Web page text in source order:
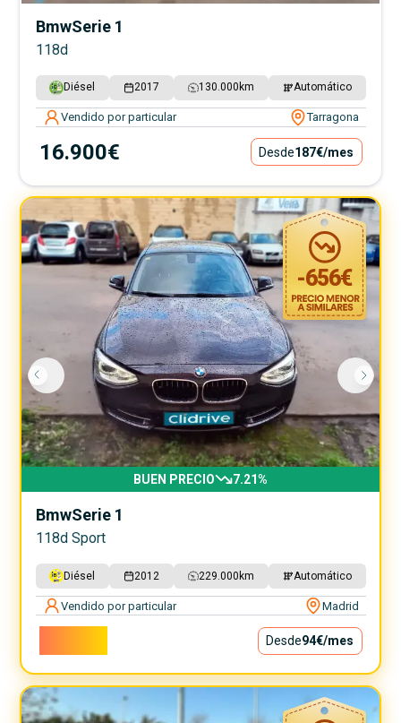
BmwSerie 1
118d
Diésel 2017 130.000 km Automático
Vendido por particular Tarragona
16.900€ Desde187€/mes
-656€
BUEN PRECIO 7.21%
BmwSerie 1
118d Sport
Diésel 2012 229.000 km Automático
Vendido por particular Madrid
Desde94€/mes